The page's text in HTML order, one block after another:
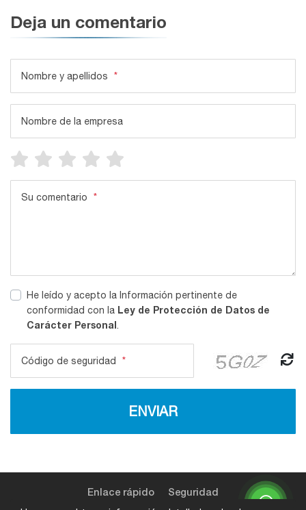
Deja un comentario
Nombre y apellidos *
Nombre de la empresa
Su comentario *
He leído y acepto la Información pertinente de
conformidad con la Ley de Protección de Datos de
Carácter Personal
Código de seguridad *
ENVIAR
Enlace rápido Seguridad